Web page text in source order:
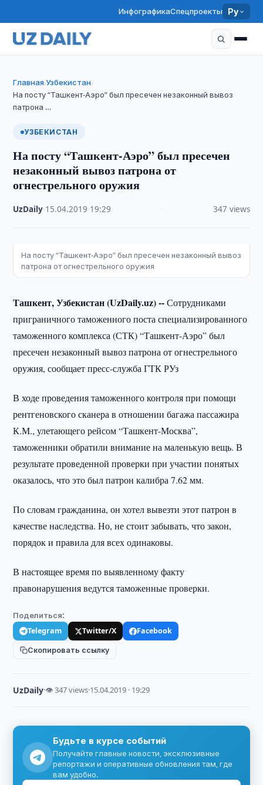
ИнфографикаСпецпроекты Ру
Главная›Узбекистан›
На посту “Ташкент-Аэро” был пресечен незаконный вывоз
патрона …
УЗБЕКИСТАН
На посту “Ташкент-Аэро” был пресечен
незаконный вывоз патрона от
огнестрельного оружия
UzDaily 15.04.2019 19:29 347 views
На посту “Ташкент-Аэро” был пресечен незаконный вывоз
патрона от огнестрельного оружия
Ташкент, Узбекистан (UzDaily.uz) --Сотрудниками
приграничного таможенного поста специализированного
таможенного комплекса (СТК) “Ташкент-Аэро” был
пресечен незаконный вывоз патрона от огнестрельного
оружия, сообщает пресс-служба ГТК РУз
В ходе проведения таможенного контроля при помощи
рентгеновского сканера в отношении багажа пассажира
К.М., улетающего рейсом “Ташкент-Москва”,
таможенники обратили внимание на маленькую вещь. В
результате проведенной проверки при участии понятых
оказалось, что это был патрон калибра 7.62 мм.
По словам гражданина, он хотел вывезти этот патрон в
качестве наследства. Но, не стоит забывать, что закон,
порядок и правила для всех одинаковы.
В настоящее время по выявленному факту
правонарушения ведутся таможенные проверки.
Поделиться:
Telegram Twitter/X
Facebook
Скопировать ссылку
UzDaily·👁 347 views·15.04.2019 · 19:29
Будьте в курсе событий
Получайте главные новости, эксклюзивные
репортажи и оперативные обновления там, где
вам удобно.